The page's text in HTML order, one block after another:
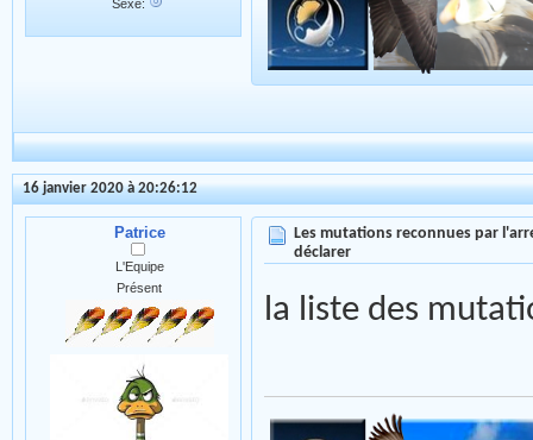
Sexe:
16 janvier 2020 à 20:26:12
Patrice
L'Equipe
Présent
Les mutations reconnues par
déclarer
la liste des